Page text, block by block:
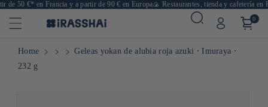
50 €* en Francia y a partir de 90 € en Europa🍙 Restaurantes, tienda y cafetería en
0
Home
Geleas yokan de alubia roja azuki ⋅ Imuraya ⋅
232 g